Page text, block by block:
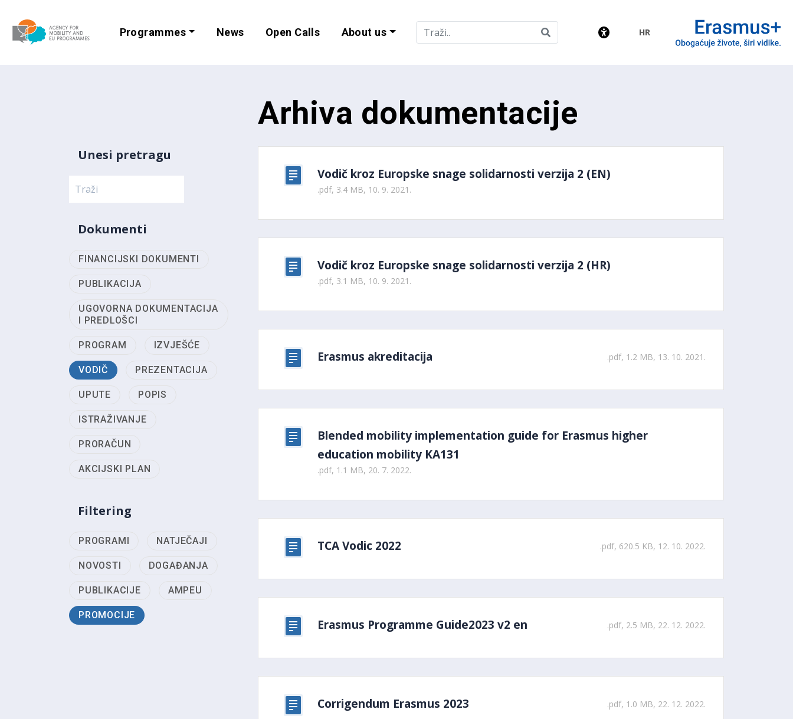
Programmes News Open Calls About us HR
Unesi pretragu
Dokumenti
FINANCIJSKI DOKUMENTI
PUBLIKACIJA
UGOVORNA DOKUMENTACIJA
I PREDLOŠCI
PROGRAM IZVJEŠĆE
VODIČ PREZENTACIJA
UPUTE POPIS
ISTRAŽIVANJE
PRORAČUN
AKCIJSKI PLAN
Filtering
PROGRAMI NATJEČAJI
NOVOSTI DOGAĐANJA
PUBLIKACIJE AMPEU
PROMOCIJE
Arhiva dokumentacije
Vodič kroz Europske snage solidarnosti verzija 2 (EN)
.pdf, 3.4 MB, 10. 9. 2021.
Vodič kroz Europske snage solidarnosti verzija 2 (HR)
.pdf, 3.1 MB, 10. 9. 2021.
Erasmus akreditacija .pdf, 1.2 MB, 13. 10. 2021.
Blended mobility implementation guide for Erasmus higher
education mobility KA131
.pdf, 1.1 MB, 20. 7. 2022.
TCA Vodic 2022 .pdf, 620.5 KB, 12. 10. 2022.
Erasmus Programme Guide2023 v2 en .pdf, 2.5 MB, 22. 12. 2022.
Corrigendum Erasmus 2023 .pdf, 1.0 MB, 22. 12. 2022.